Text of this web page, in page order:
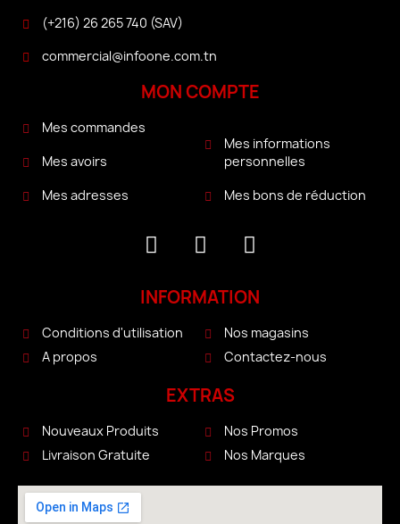
(+216) 26 265 740 (SAV)
commercial@infoone.com.tn
MON COMPTE
Mes commandes
Mes avoirs
Mes adresses
Mes informations
personnelles
Mes bons de réduction
INFORMATION
Conditions d'utilisation
A propos
Nos magasins
Contactez-nous
EXTRAS
Nouveaux Produits
Livraison Gratuite
Nos Promos
Nos Marques